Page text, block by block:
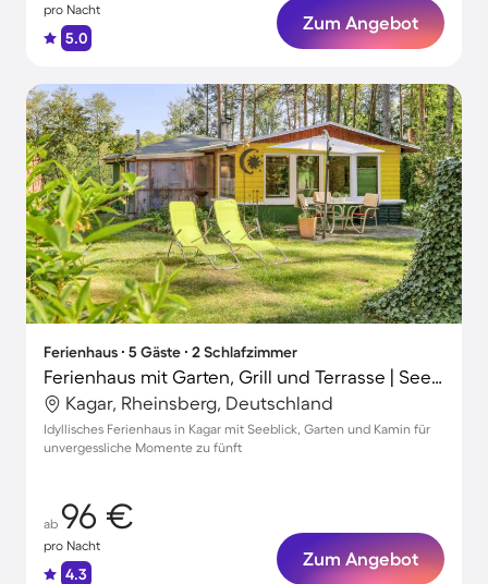
pro Nacht
5.0
Zum Angebot
Ferienhaus ∙ 5 Gäste ∙ 2 Schlafzimmer
Ferienhaus mit Garten, Grill und Terrasse | Seeblick
Kagar, Rheinsberg, Deutschland
Idyllisches Ferienhaus in Kagar mit Seeblick, Garten und Kamin für
unvergessliche Momente zu fünft
ab 96 €
pro Nacht
4.3
Zum Angebot